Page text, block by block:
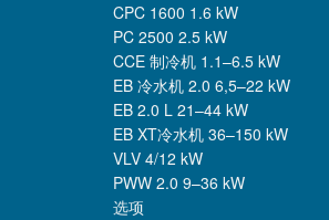
CPC 1600 1.6 kW
PC 2500 2.5 kW
CCE 制冷机 1.1–6.5 kW
EB 冷水机 2.0 6,5–22 kW
EB 2.0 L 21–44 kW
EB XT冷水机 36–150 kW
VLV 4/12 kW
PWW 2.0 9–36 kW
选项